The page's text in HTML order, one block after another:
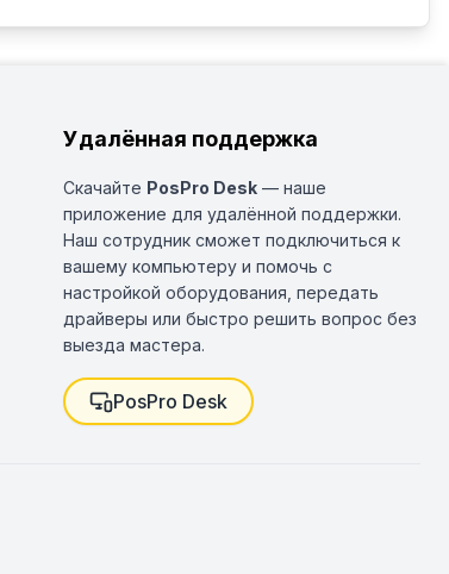
Удалённая поддержка
Скачайте PosPro Desk — наше
приложение для удалённой поддержки.
Наш сотрудник сможет подключиться к
вашему компьютеру и помочь с
настройкой оборудования, передать
драйверы или быстро решить вопрос без
выезда мастера.
PosPro Desk